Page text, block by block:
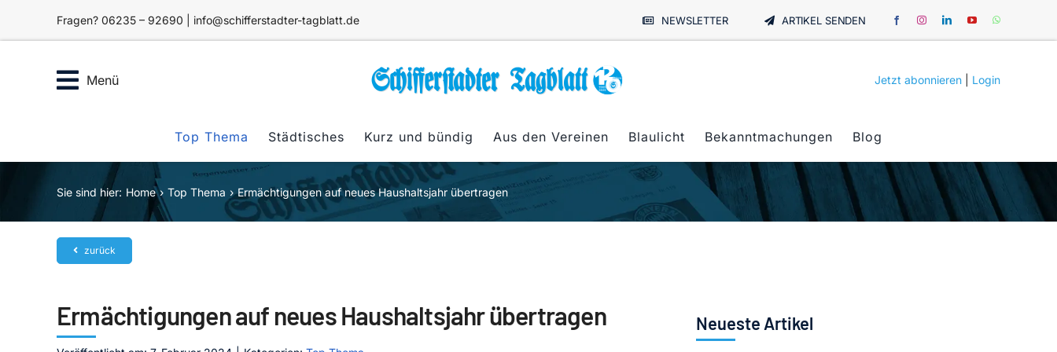
Fragen? 06235 – 92690 | info@schifferstadter-tagblatt.de NEWSLETTER ARTIKEL SENDEN
Menü Jetzt abonnieren Login
Top Thema Städtisches Kurz und bündig Aus den Vereinen Blaulicht Bekanntmachungen Blog
Sie sind hier: Home Top Thema Ermächtigungen auf neues Haushaltsjahr übertragen
zurück
Ermächtigungen auf neues Haushaltsjahr übertragen Neueste Artikel